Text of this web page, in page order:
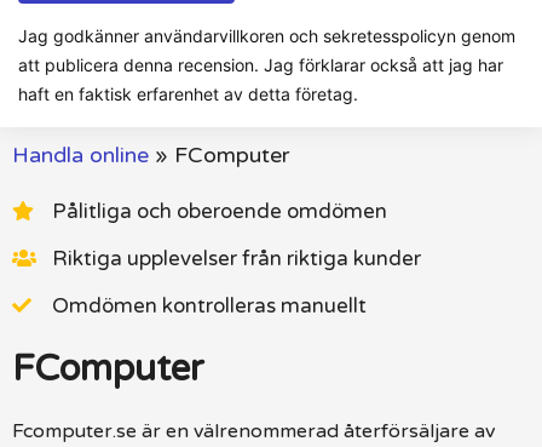
Jag godkänner användarvillkoren och sekretesspolicyn genom
att publicera denna recension. Jag förklarar också att jag har
haft en faktisk erfarenhet av detta företag.
Handla online » FComputer
Pålitliga och oberoende omdömen
Riktiga upplevelser från riktiga kunder
Omdömen kontrolleras manuellt
FComputer
Fcomputer.se är en välrenommerad återförsäljare av